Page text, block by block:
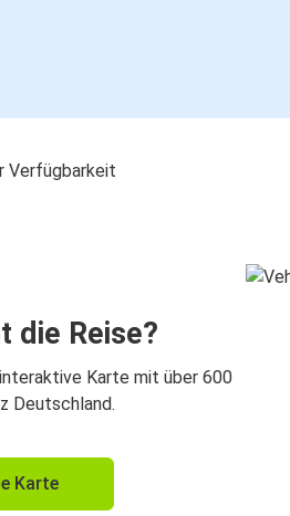
Verfügbarkeit
die Reise?
Karte mit über 600
Deutschland.
Karte